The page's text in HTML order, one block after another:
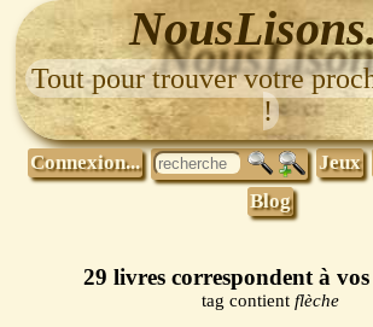
Tout pour trouver votre
!
Connexion... Jeux
Blog
29 livres correspondent à
tag contient flèche